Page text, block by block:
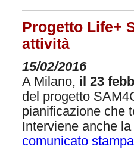
Progetto Life+
attività
15/02/2016
A Milano, il 23
del progetto
pianificazione che
Interviene anche
comunicato stampa